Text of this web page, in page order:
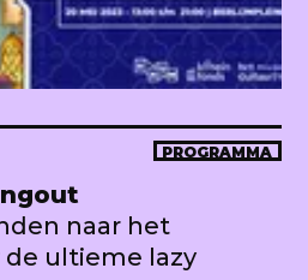
PROGRAMMA
naar het
ultieme lazy